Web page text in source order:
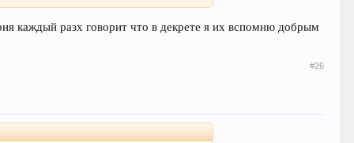
каждый разх говорит что в декрете я их вспомню добрым
#26